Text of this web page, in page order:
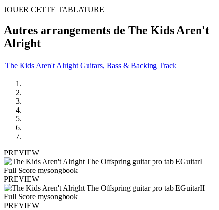
JOUER CETTE TABLATURE
Autres arrangements de The Kids Aren't
Alright
The Kids Aren't Alright Guitars, Bass & Backing Track
PREVIEW
PREVIEW
PREVIEW